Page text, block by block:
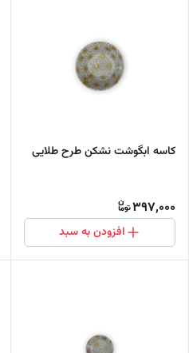
کاسه ابگوشت نشکن طرح طلایی
397,000
افزودن به سبد